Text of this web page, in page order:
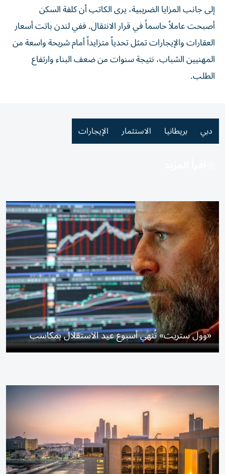
إلى جانب المزايا الضريبية، يرى الكاتب أن كلفة السكن
أصبحت عاملاً حاسماً في قرار الانتقال. ففي لندن باتت أسعار
العقارات والإيجارات تمثل تحدياً متزايداً أمام شريحة واسعة من
المهنيين الشباب، نتيجة سنوات من ضعف البناء وارتفاع
الطلب.
دبي بريطانيا الاستثمار الإيجارات
«وول ستريت» تُنهي أسبوع عيد الاستقلال بمكاسب